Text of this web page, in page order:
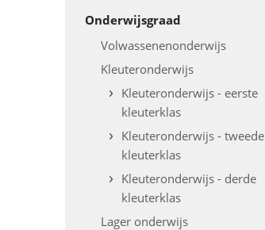
Onderwijsgraad
Volwassenenonderwijs
Kleuteronderwijs
Kleuteronderwijs - eerste
kleuterklas
Kleuteronderwijs - tweede
kleuterklas
Kleuteronderwijs - derde
kleuterklas
Lager onderwijs